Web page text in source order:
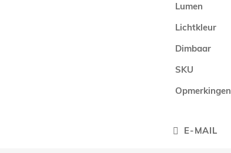
Lumen
Lichtkleur
Dimbaar
SKU
Opmerkingen
E-MAIL